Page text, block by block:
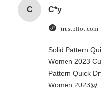
C C*y
trustpilot.com
Solid Pattern
Women 2023
Pattern Quick
Women 2023@